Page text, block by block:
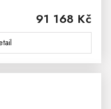
91 168 Kč
postele ACC...